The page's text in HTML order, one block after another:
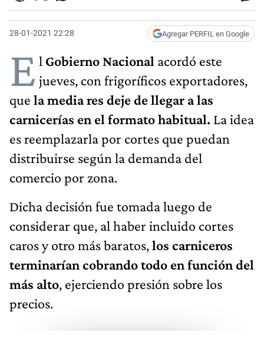
28-01-2021 22:28 Agregar PERFIL en Google
E l Gobierno Nacional acordó este
jueves, con frigoríficos exportadores,
que la media res deje de llegar a las
carnicerías en el formato habitual. La idea
es reemplazarla por cortes que puedan
distribuirse según la demanda del
comercio por zona.
Dicha decisión fue tomada luego de
considerar que, al haber incluido cortes
caros y otro más baratos,los carniceros
terminarían cobrando todo en función del
más alto, ejerciendo presión sobre los
precios.